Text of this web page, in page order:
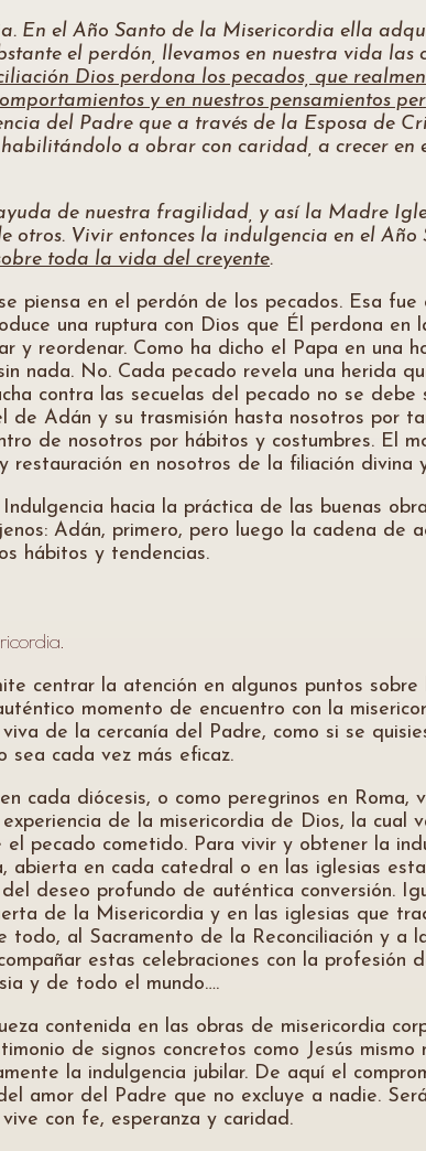
En el Año Santo de la Misericordia ella
el perdón, llevamos en nuestra vida las
Dios perdona los pecados, que
y en nuestros pensamientos
del Padre que a través de la Esposa de
a obrar con caridad, a crecer en
de nuestra fragilidad, y así la Madre
Vivir entonces la indulgencia en el Año
toda la vida del creyente.
piensa en el perdón de los pecados. Esa
una ruptura con Dios que Él perdona en
reordenar. Como ha dicho el Papa en una
nada. No. Cada pecado revela una herida
contra las secuelas del pecado no se debe
Adán y su trasmisión hasta nosotros por
de nosotros por hábitos y costumbres. El
en nosotros de la filiación divina
hacia la práctica de las buenas
Adán, primero, pero luego la cadena de
hábitos y tendencias.
centrar la atención en algunos puntos
momento de encuentro con la
de la cercanía del Padre, como si se
cada vez más eficaz.
cada diócesis, o como peregrinos en Roma,
de la misericordia de Dios, la cual
pecado cometido. Para vivir y obtener la
abierta en cada catedral o en las iglesias
deseo profundo de auténtica conversión.
de la Misericordia y en las iglesias que
al Sacramento de la Reconciliación y a
estas celebraciones con la profesión
y de todo el mundo….
contenida en las obras de misericordia
de signos concretos como Jesús mismo
la indulgencia jubilar. De aquí el
amor del Padre que no excluye a nadie.
con fe, esperanza y caridad.